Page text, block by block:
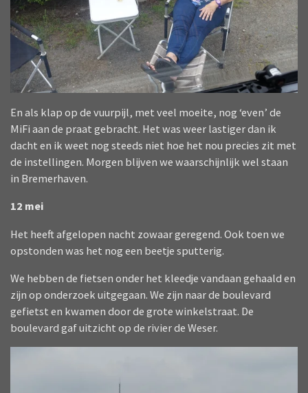
En als klap op de vuurpijl, met veel moeite, nog ‘even’ de
MiFi aan de praat gebracht. Het was weer lastiger dan ik
dacht en ik weet nog steeds niet hoe het nou precies zit met
de instellingen. Morgen blijven we waarschijnlijk wel staan
in Bremerhaven.
12 mei
Het heeft afgelopen nacht zowaar geregend. Ook toen we
opstonden was het nog een beetje sputterig.
We hebben de fietsen onder het kleedje vandaan gehaald en
zijn op onderzoek uitgegaan. We zijn naar de boulevard
gefietst en kwamen door de grote winkelstraat. De
boulevard gaf uitzicht op de rivier de Weser.